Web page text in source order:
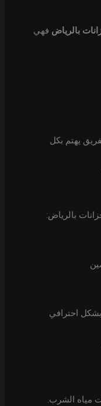
فهي
يهتم بكل
بالرياض:
بشكل احترافي
مياه الشرب.